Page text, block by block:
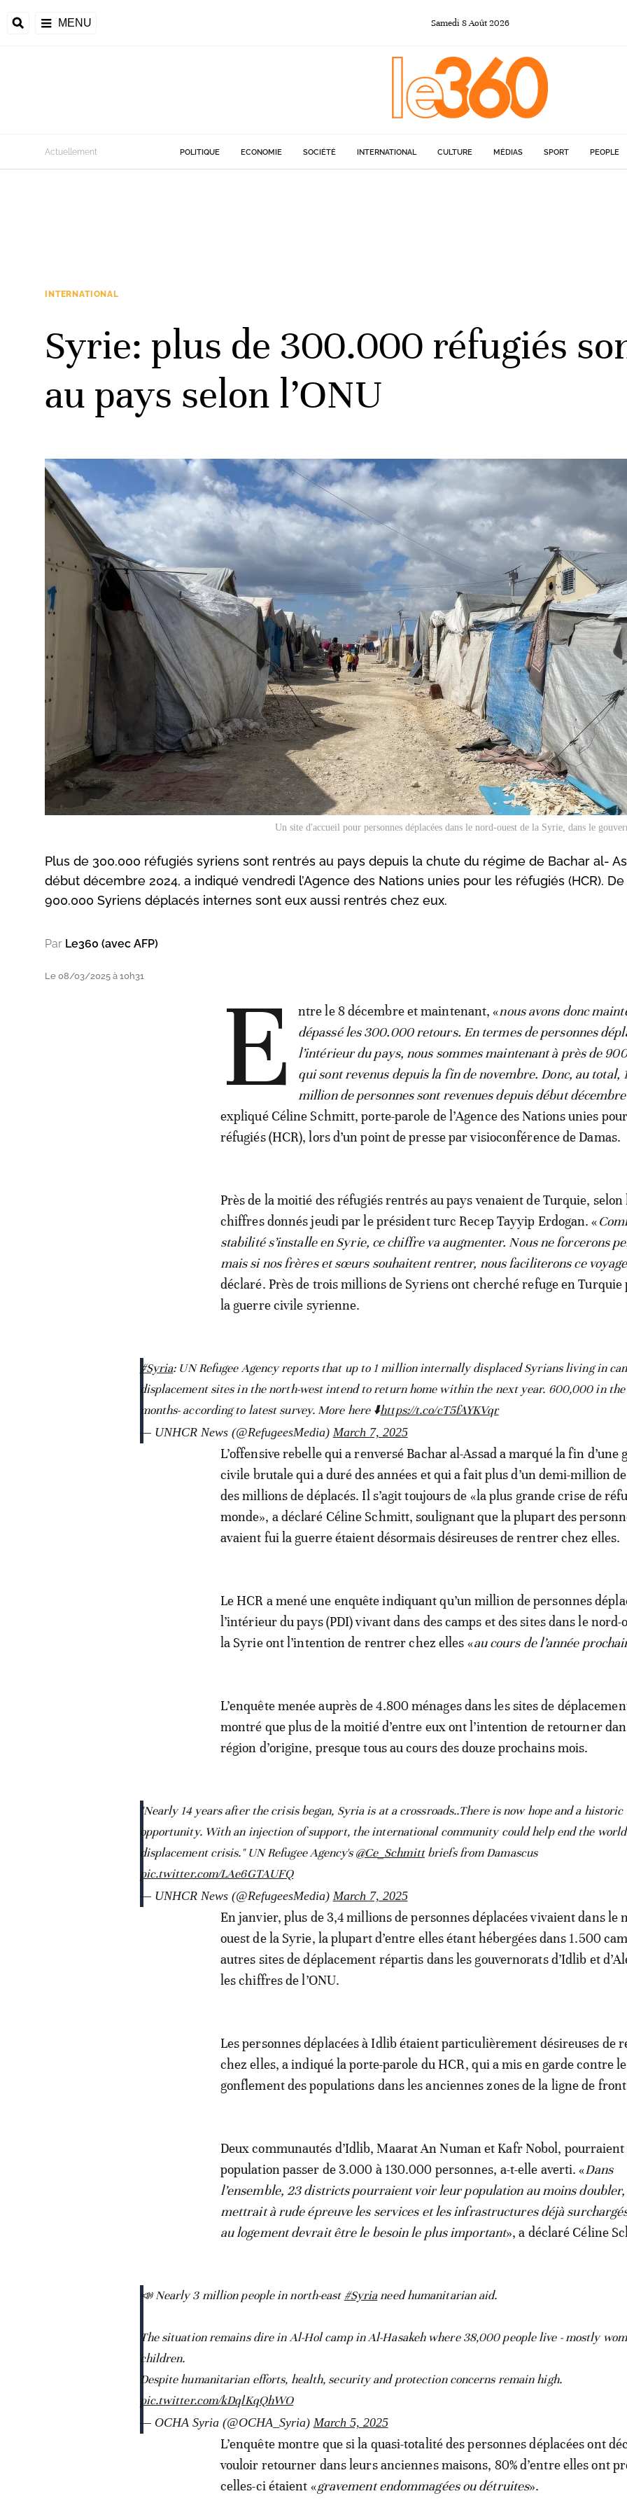
MENU Samedi 8Août2026
Actuellement POLITIQUE ECONOMIE SOCIÉTÉ INTERNATIONAL CULTURE MÉDIAS SPORT PEOPLE
INTERNATIONAL
Syrie: plus de 300.000 réfugiés
au pays selon l’ONU
Un site d'accueil pour personnes déplacées dans le nord-ouest de la Syrie, dans le
Plus de 300.000 réfugiés syriens sont rentrés au pays depuis la chute du régime de Bachar al-
début décembre 2024, a indiqué vendredi l’Agence des Nations unies pour les réfugiés (HCR).
900.000 Syriens déplacés internes sont eux aussi rentrés chez eux.
Par Le360 (avec AFP)
Le 08/03/2025 à 10h31 E ntre le 8 décembre et maintenant, «nous avons donc
dépassé les 300.000 retours. En termes de personnes
l’intérieur du pays, nous sommes maintenant à près de
qui sont revenus depuis la fin de novembre. Donc, au total,
million de personnes sont revenues depuis début décembre
expliqué Céline Schmitt, porte-parole de l’Agence des Nations unies
réfugiés (HCR), lors d’un point de presse par visioconférence de Damas.
Près de la moitié des réfugiés rentrés au pays venaient de Turquie, selon
chiffres donnés jeudi par le président turc Recep Tayyip Erdogan. «
stabilité s’installe en Syrie, ce chiffre va augmenter. Nous ne forcerons
mais si nos frères et sœurs souhaitent rentrer, nous faciliterons ce voyage
déclaré. Près de trois millions de Syriens ont cherché refuge en Turquie
la guerre civile syrienne.
#Syria: UN Refugee Agency reports that up to 1 million internally displaced Syrians living in
displacement sites in the north-west intend to return home within the next year. 600,000 in
months- according to latest survey. More here ⬇️https://t.co/cT5fAYKVqr
— UNHCR News (@RefugeesMedia) March 7, 2025
L’offensive rebelle qui a renversé Bachar al-Assad a marqué la fin d’une
civile brutale qui a duré des années et qui a fait plus d’un demi-million
des millions de déplacés. Il s’agit toujours de «la plus grande crise de
monde», a déclaré Céline Schmitt, soulignant que la plupart des
avaient fui la guerre étaient désormais désireuses de rentrer chez elles.
Le HCR a mené une enquête indiquant qu’un million de personnes
l’intérieur du pays (PDI) vivant dans des camps et des sites dans le nord-
la Syrie ont l’intention de rentrer chez elles «au cours de l’année
L’enquête menée auprès de 4.800 ménages dans les sites de
montré que plus de la moitié d’entre eux ont l’intention de retourner
région d’origine, presque tous au cours des douze prochains mois.
"Nearly 14 years after the crisis began, Syria is at a crossroads..There is now hope and a historic
opportunity. With an injection of support, the international community could help end the
displacement crisis." UN Refugee Agency's@Ce_Schmittbriefs from Damascus
pic.twitter.com/LAe6GTAUFQ
— UNHCR News (@RefugeesMedia) March 7, 2025
En janvier, plus de 3,4 millions de personnes déplacées vivaient dans le
ouest de la Syrie, la plupart d’entre elles étant hébergées dans 1.500
autres sites de déplacement répartis dans les gouvernorats d’Idlib et
les chiffres de l’ONU.
Les personnes déplacées à Idlib étaient particulièrement désireuses de
chez elles, a indiqué la porte-parole du HCR, qui a mis en garde contre le
gonflement des populations dans les anciennes zones de la ligne de
Deux communautés d’Idlib, Maarat An Numan et Kafr Nobol,
population passer de 3.000 à 130.000 personnes, a-t-elle averti. «Dans
l’ensemble, 23 districts pourraient voir leur population au moins
mettrait à rude épreuve les services et les infrastructures déjà
au logement devrait être le besoin le plus important», a déclaré Céline
📣 Nearly 3 million people in north-east #Syrianeed humanitarian aid.
The situation remains dire in Al-Hol camp in Al-Hasakeh where 38,000 people live - mostly
children.
Despite humanitarian efforts, health, security and protection concerns remain high.
pic.twitter.com/kDqlKqQhWO
— OCHA Syria (@OCHA_Syria) March 5, 2025
L’enquête montre que si la quasi-totalité des personnes déplacées ont
vouloir retourner dans leurs anciennes maisons, 80% d’entre elles ont
celles-ci étaient «gravement endommagées ou détruites».